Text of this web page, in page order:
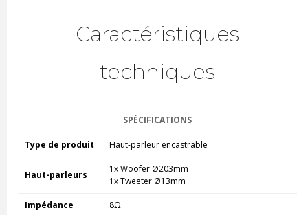
Caractéristiques
techniques
SPÉCIFICATIONS
Type de produit Haut-parleur encastrable
Haut-parleurs
1x Woofer Ø203mm
1x Tweeter Ø13mm
Impédance 8Ω